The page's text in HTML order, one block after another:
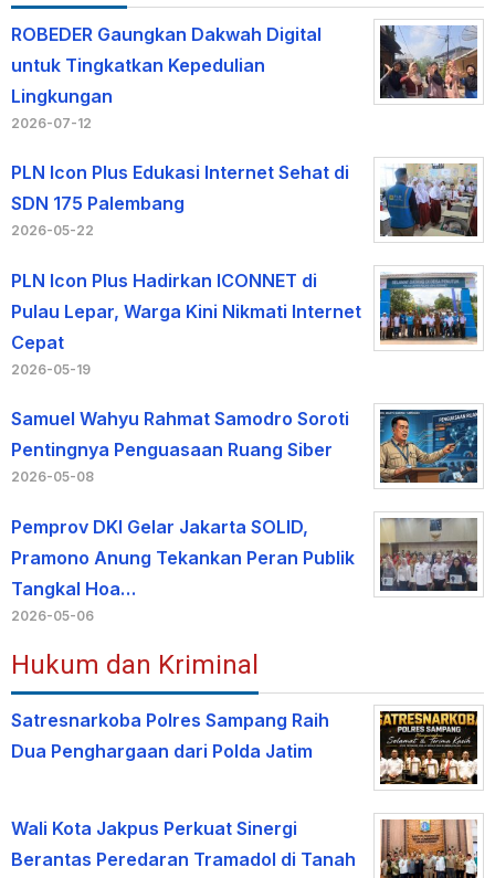
ROBEDER Gaungkan Dakwah Digital
untuk Tingkatkan Kepedulian
Lingkungan
2026-07-12
PLN Icon Plus Edukasi Internet Sehat di
SDN 175 Palembang
2026-05-22
PLN Icon Plus Hadirkan ICONNET di
Pulau Lepar, Warga Kini Nikmati Internet
Cepat
2026-05-19
Samuel Wahyu Rahmat Samodro Soroti
Pentingnya Penguasaan Ruang Siber
2026-05-08
Pemprov DKI Gelar Jakarta SOLID,
Pramono Anung Tekankan Peran Publik
Tangkal Hoa…
2026-05-06
Hukum dan Kriminal
Satresnarkoba Polres Sampang Raih
Dua Penghargaan dari Polda Jatim
Wali Kota Jakpus Perkuat Sinergi
Berantas Peredaran Tramadol di Tanah